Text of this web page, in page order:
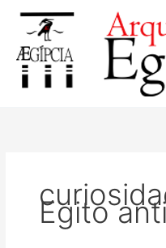
conteúdo
Egito